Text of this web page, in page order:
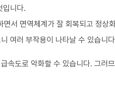
입니다.
서 면역체계가 잘 회복되고 정상
여러 부작용이 나타날 수 있습니
속도로 악화할 수 있습니다. 그러